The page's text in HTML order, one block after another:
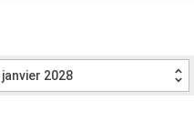
janvier 2028